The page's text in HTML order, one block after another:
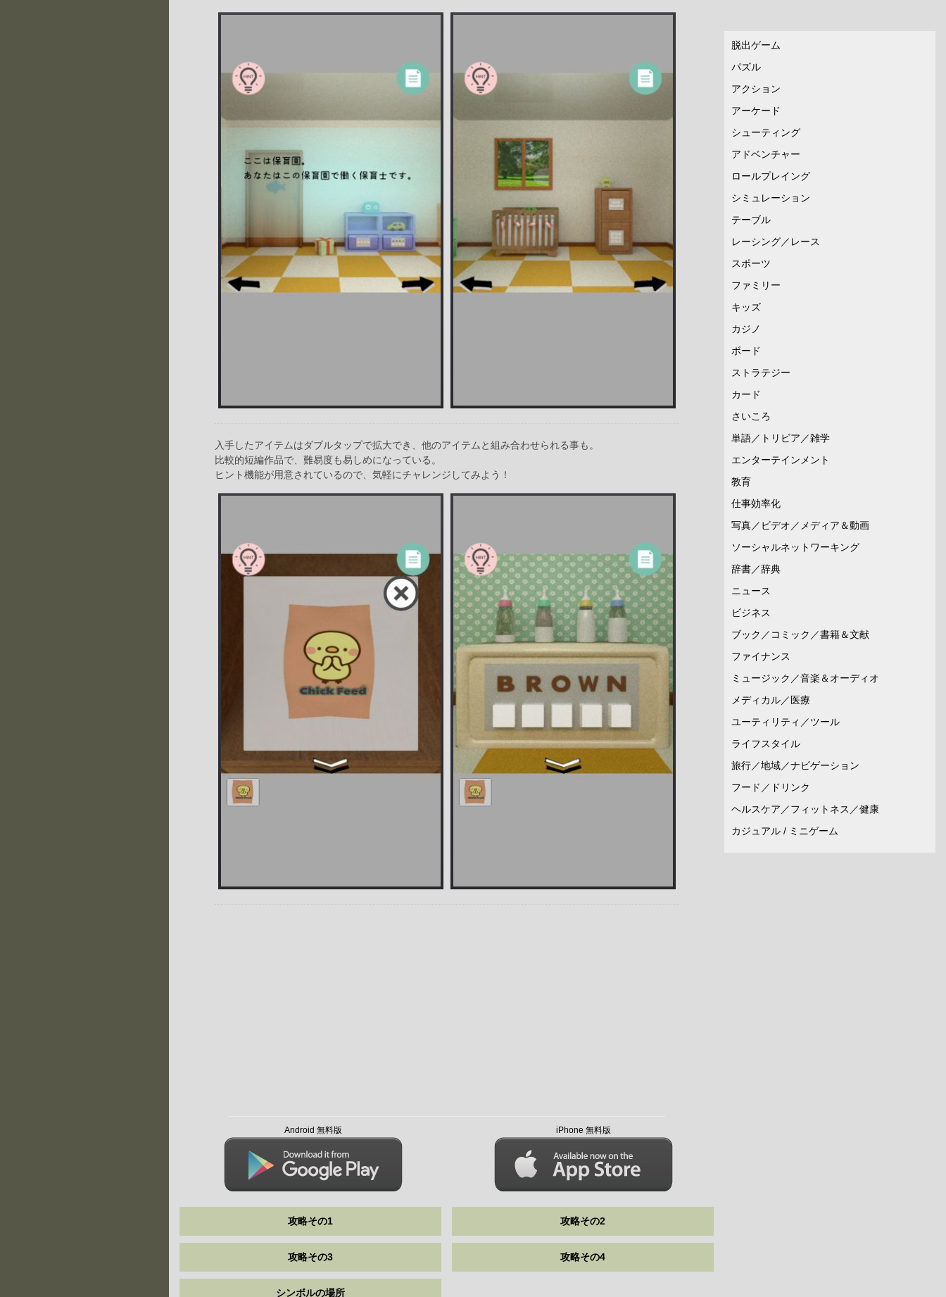
入手したアイテムはダブルタップで拡大でき、他のアイテムと組み合わせられる事も。
比較的短編作品で、難易度も易しめになっている。
ヒント機能が用意されているので、気軽にチャレンジしてみよう！
Android 無料版 iPhone 無料版
攻略その1 攻略その2
攻略その3 攻略その4
シンボルの場所
脱出ゲーム
パズル
アクション
アーケード
シューティング
アドベンチャー
ロールプレイング
シミュレーション
テーブル
レーシング／レース
スポーツ
ファミリー
キッズ
カジノ
ボード
ストラテジー
カード
さいころ
単語／トリビア／雑学
エンターテインメント
教育
仕事効率化
写真／ビデオ／メディア＆動画
ソーシャルネットワーキング
辞書／辞典
ニュース
ビジネス
ブック／コミック／書籍＆文献
ファイナンス
ミュージック／音楽＆オーディオ
メディカル／医療
ユーティリティ／ツール
ライフスタイル
旅行／地域／ナビゲーション
フード／ドリンク
ヘルスケア／フィットネス／健康
カジュアル / ミニゲーム